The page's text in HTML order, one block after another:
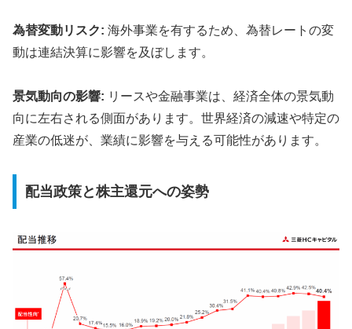
為替変動リスク: 海外事業を有するため、為替レートの変
動は連結決算に影響を及ぼします。
景気動向の影響: リースや金融事業は、経済全体の景気動
向に左右される側面があります。世界経済の減速や特定の
産業の低迷が、業績に影響を与える可能性があります。
配当政策と株主還元への姿勢